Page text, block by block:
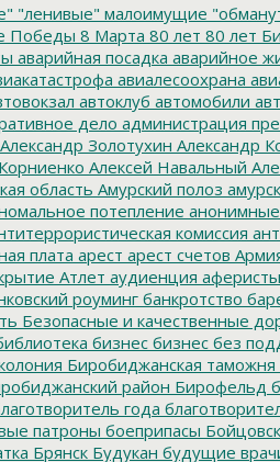
"ленивые" малоимущие
Победы 8 Марта 80 лет 80 лет
аварийная посадка аварийное
авиалесоохрана
автоклуб автомобили
дело администрация
Александр Золотухин Александр
Алексей Навальный
область Амурский полоз
потепление
комиссия
плата арест арест счетов
Атлет аудиенция аферисты
роумингбанкротство
Безопасные и качественные
бизнес бизнес без
Биробиджанская таможня
район Бирофельд
года
патроны боеприпасы
Брянск Будукан будущие